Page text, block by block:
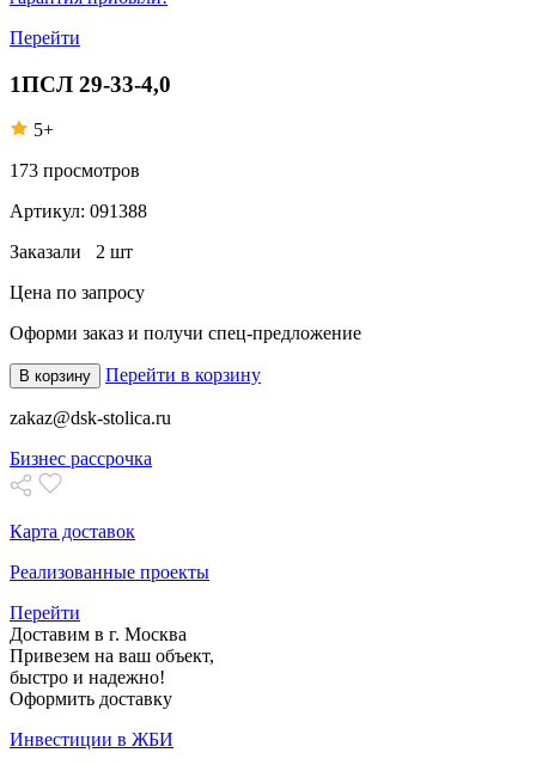
Перейти
1ПСЛ 29-33-4,0
5+
173 просмотров
Артикул: 091388
Заказали 2 шт
Цена по запросу
Оформи заказ и получи спец-предложение
В корзину Перейти в корзину
zakaz@dsk-stolica.ru
Бизнес рассрочка
Карта доставок
Реализованные проекты
Перейти
Доставим в г. Москва
Привезем на ваш объект,
быстро и надежно!
Оформить доставку
Инвестиции в ЖБИ